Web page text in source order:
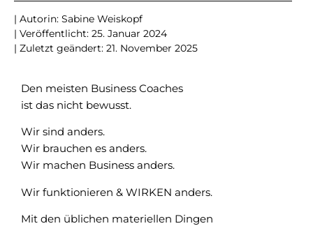
| Autorin: Sabine Weiskopf
| Veröffentlicht: 25. Januar 2024
| Zuletzt geändert: 21. November 2025
Den meisten Business Coaches
ist das nicht bewusst.
Wir sind anders.
Wir brauchen es anders.
Wir machen Business anders.
Wir funktionieren & WIRKEN anders.
Mit den üblichen materiellen Dingen